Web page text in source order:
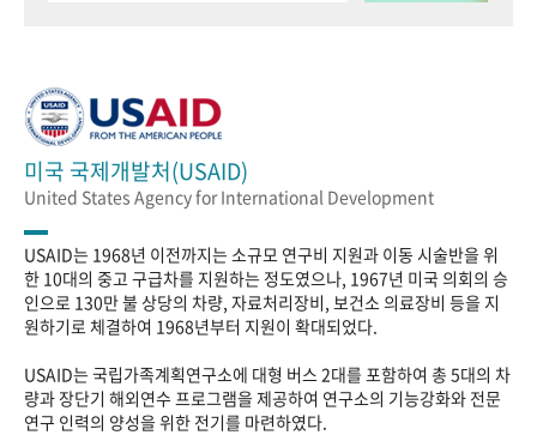
미국 국제개발처(USAID)
United States Agency for International Development
USAID는 1968년 이전까지는 소규모 연구비 지원과 이동 시술반을 위
한 10대의 중고 구급차를 지원하는 정도였으나, 1967년 미국 의회의 승
인으로 130만 불 상당의 차량, 자료처리장비, 보건소 의료장비 등을 지
원하기로 체결하여 1968년부터 지원이 확대되었다.
USAID는 국립가족계획연구소에 대형 버스 2대를 포함하여 총 5대의 차
량과 장단기 해외연수 프로그램을 제공하여 연구소의 기능강화와 전문
연구 인력의 양성을 위한 전기를 마련하였다.